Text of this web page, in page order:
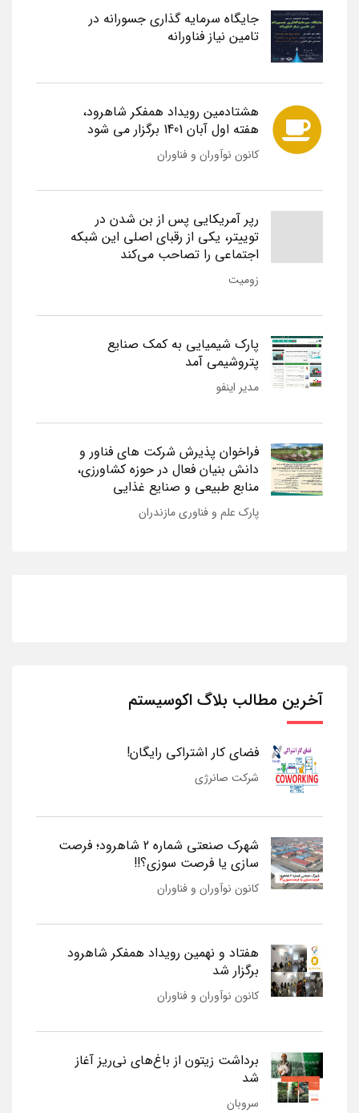
جایگاه سرمایه گذاری جسورانه در
تامین نیاز فناورانه
هشتادمین رویداد همفکر شاهرود،
هفته اول آبان 1401 برگزار می شود
کانون نوآوران و فناوران
رپر آمریکایی پس از بن شدن در
توییتر، یکی از رقبای اصلی این شبکه
اجتماعی را تصاحب می‌کند
زومیت
پارک شیمیایی به کمک صنایع
پتروشیمی آمد
مدیر اینفو
فراخوان پذیرش شرکت های فناور و
دانش بنیان فعال در حوزه کشاورزی،
منابع طبیعی و صنایع غذایی
پارک علم و فناوری مازندران
آخرین مطالب بلاگ اکوسیستم
فضای کار اشتراکی رایگان!
شرکت صانرژی
شهرک صنعتی شماره 2 شاهرود؛ فرصت
سازی یا فرصت سوزی؟!!
کانون نوآوران و فناوران
هفتاد و نهمین رویداد همفکر شاهرود
برگزار شد
کانون نوآوران و فناوران
برداشت زیتون از باغ‌های نی‌ریز آغاز
شد
سروبان